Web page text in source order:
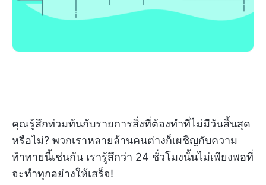
คุณรู้สึกท่วมท้นกับรายการสิ่งที่ต้องทำที่ไม่มีวันสิ้นสุด
หรือไม่? พวกเราหลายล้านคนต่างก็เผชิญกับความ
ท้าทายนี้เช่นกัน เรารู้สึกว่า 24 ชั่วโมงนั้นไม่เพียงพอที่
จะทำทุกอย่างให้เสร็จ!